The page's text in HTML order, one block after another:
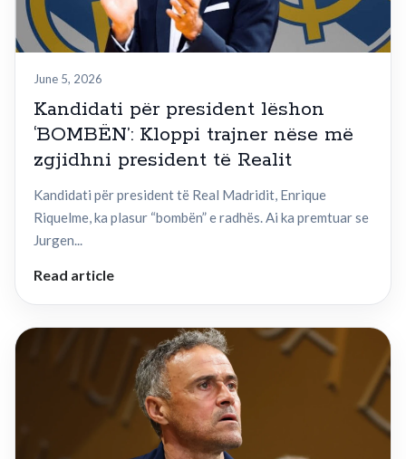
June 5, 2026
Kandidati për president lëshon
‘BOMBËN’: Kloppi trajner nëse më
zgjidhni president të Realit
Kandidati për president të Real Madridit, Enrique
Riquelme, ka plasur “bombën” e radhës. Ai ka premtuar se
Jurgen...
Read article